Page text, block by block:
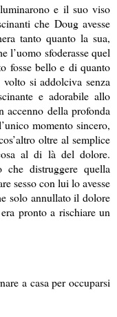
e il suo viso
che Doug avesse
tanto quanto la sua,
l’uomo sfoderasse quel
fosse bello e di quanto
si addolciva senza
e adorabile allo
accenno della profonda
momento sincero,
oltre al semplice
al di là del dolore.
distruggere quella
sesso con lui lo avesse
solo annullato il dolore
pronto a rischiare un
a casa per occuparsi